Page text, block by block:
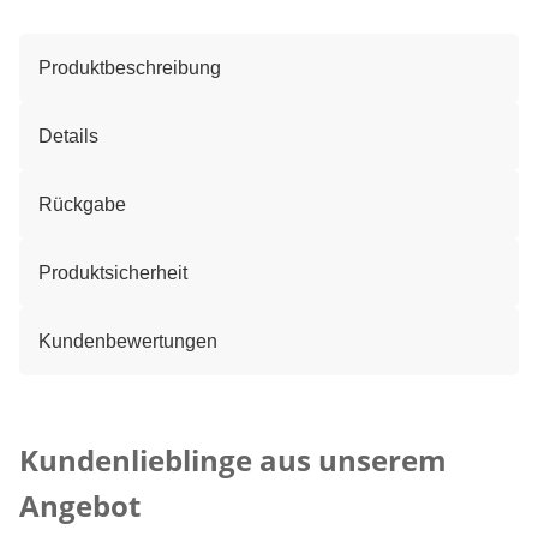
Produktbeschreibung
Details
Rückgabe
Produktsicherheit
Kundenbewertungen
Kundenlieblinge aus unserem
Angebot